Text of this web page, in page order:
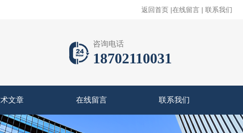
返回首页 |在线留言 | 联系我们
咨询电话
18702110031
文章 在线留言 联系我们